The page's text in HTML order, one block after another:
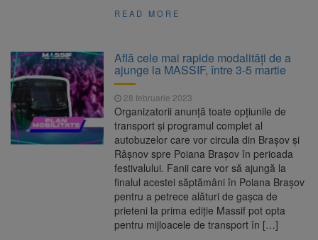
READ MORE
Află cele mai rapide modalități de a
ajunge la MASSIF, între 3-5 martie
28 februarie 2023
Organizatorii anunță toate opțiunile de
transport și programul complet al
autobuzelor care vor circula din Brașov și
Râșnov spre Poiana Brașov în perioada
festivalului. Fanii care vor să ajungă la
finalul acestei săptămâni în Poiana Brașov
pentru a petrece alături de gașca de
prieteni la prima ediție Massif pot opta
pentru mijloacele de transport în […]